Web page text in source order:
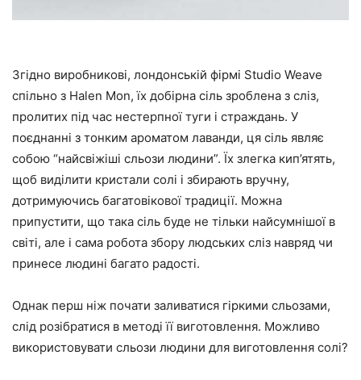
Згідно виробникові, лондонській фірмі Studio Weave
спільно з Halen Mon, їх добірна сіль зроблена з сліз,
пролитих під час нестерпної туги і страждань. У
поєднанні з тонким ароматом лаванди, ця сіль являє
собою “найсвіжіші сльози людини”. Їх злегка кип’ятять,
щоб виділити кристали солі і збирають вручну,
дотримуючись багатовікової традиції. Можна
припустити, що така сіль буде не тільки найсумнішої в
світі, але і сама робота збору людських сліз навряд чи
принесе людині багато радості.
Однак перш ніж почати заливатися гіркими сльозами,
слід розібратися в методі її виготовлення. Можливо
використовувати сльози людини для виготовлення солі?